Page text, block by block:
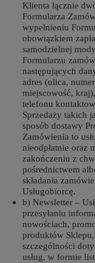
Klienta łącznie
Formularza
wypełnieniu
obowiązkiem
samodzielnej
Formularzu
następujących
adres (ulica,
miejscowość,
telefonu
Sprzedaży takich
sposób dostawy
Zamówienia to
nieodpłatnie oraz
zakończeniu z
pośrednictwem
składania
Usługobiorcę.
b) Newsletter –
przesyłaniu
nowościach,
produktów
szczególności
usług, w formie